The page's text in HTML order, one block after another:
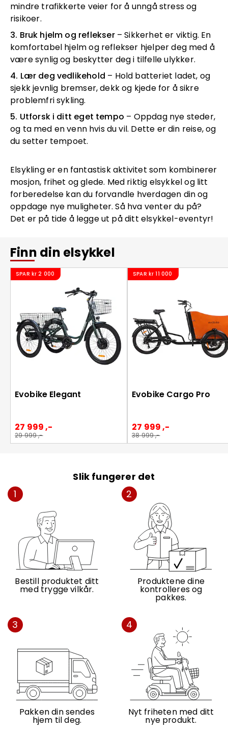
mindre trafikkerte veier for å unngå stress og
risikoer.
3. Bruk hjelm og reflekser– Sikkerhet er viktig. En
komfortabel hjelm og reflekser hjelper deg med å
være synlig og beskytter deg i tilfelle ulykker.
4. Lær deg vedlikehold – Hold batteriet ladet, og
sjekk jevnlig bremser, dekk og kjede for å sikre
problemfri sykling.
5. Utforsk i ditt eget tempo – Oppdag nye steder,
og ta med en venn hvis du vil. Dette er din reise, og
du setter tempoet.
Elsykling er en fantastisk aktivitet som kombinerer
mosjon, frihet og glede. Med riktig elsykkel og litt
forberedelse kan du forvandle hverdagen din og
oppdage nye muligheter. Så hva venter du på?
Det er på tide å legge ut på ditt elsykkel-eventyr!
Finn din elsykkel
SPAR kr 2 000
Evobike Elegant
29 999 ,-
27 999 ,-
SPAR kr 11 000
Evobike Cargo Pro
38 999 ,-
27 999 ,-
Slik fungerer det
1
Bestill produktet ditt
med trygge vilkår.
2
Produktene dine
kontrolleres og
pakkes.
3
Pakken din sendes
hjem til deg.
4
Nyt friheten med ditt
nye produkt.